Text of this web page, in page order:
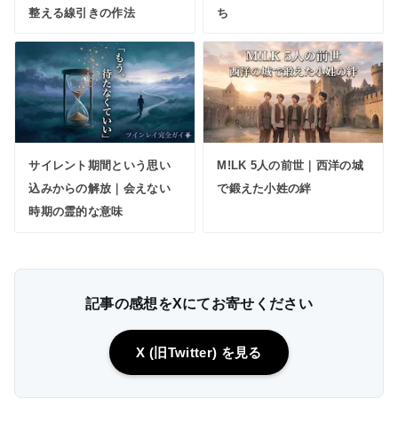
整える線引きの作法 ち
サイレント期間という思い
込みからの解放｜会えない
時期の霊的な意味
M!LK 5人の前世｜西洋の城
で鍛えた小姓の絆
記事の感想をXにてお寄せください
X (旧Twitter) を見る